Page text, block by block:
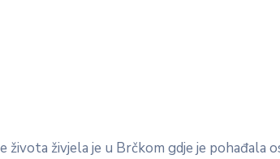
života živjela je u Brčkom gdje je